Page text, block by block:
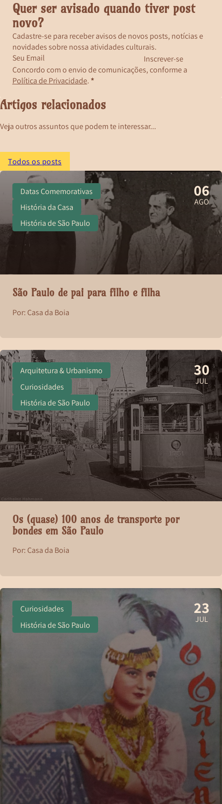
Quer ser avisado quando tiver post
novo?
Cadastre-se para receber avisos de novos posts, notícias e
novidades sobre nossa atividades culturais.
Inscrever-se
Concordo com o envio de comunicações, conforme a
Política de Privacidade. *
Artigos relacionados
Veja outros assuntos que podem te interessar...
Todos os posts
São Paulo de pai para filho e filha
Por: Casa da Boia
Datas Comemorativas
História da Casa
História de São Paulo
06
AGO
Os (quase) 100 anos de transporte por
bondes em São Paulo
Por: Casa da Boia
Arquitetura & Urbanismo
Curiosidades
História de São Paulo
30
JUL
Curiosidades
História de São Paulo
23
JUL